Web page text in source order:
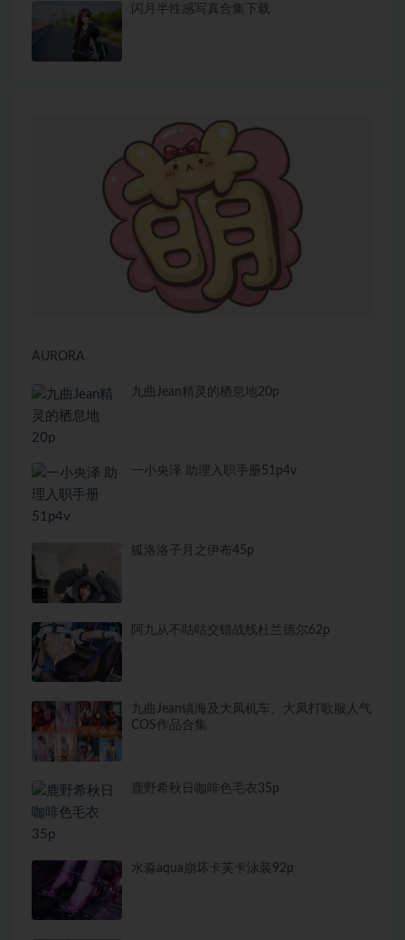
闪月半性感写真合集下载
AURORA
九曲Jean精灵的栖息地20p
一小央泽 助理入职手册51p4v
狐洛洛子月之伊布45p
阿九从不咕咕交错战线杜兰德尔62p
九曲Jean镇海及大凤机车、大凤打歌服人气
COS作品合集
鹿野希秋日咖啡色毛衣35p
水淼aqua崩坏卡芙卡泳装92p